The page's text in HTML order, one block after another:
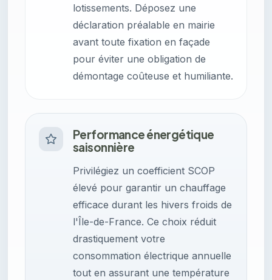
lotissements. Déposez une
déclaration préalable en mairie
avant toute fixation en façade
pour éviter une obligation de
démontage coûteuse et humiliante.
Performance énergétique
saisonnière
Privilégiez un coefficient SCOP
élevé pour garantir un chauffage
efficace durant les hivers froids de
l'Île-de-France. Ce choix réduit
drastiquement votre
consommation électrique annuelle
tout en assurant une température